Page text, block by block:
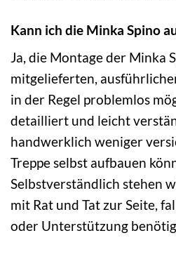
Kann ich die Minka Spino
Ja, die Montage der Minka
mitgelieferten,
in der Regel problemlos
detailliert und leicht
handwerklich weniger
Treppe selbst aufbauen
Selbstverständlich stehen
mit Rat und Tat zur Seite,
oder Unterstützung